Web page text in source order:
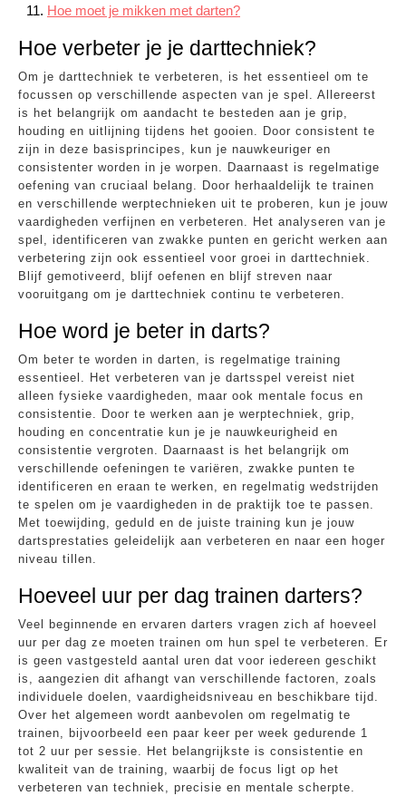
Hoe moet je mikken met darten?
Hoe verbeter je je darttechniek?
Om je darttechniek te verbeteren, is het essentieel om te
focussen op verschillende aspecten van je spel. Allereerst
is het belangrijk om aandacht te besteden aan je grip,
houding en uitlijning tijdens het gooien. Door consistent te
zijn in deze basisprincipes, kun je nauwkeuriger en
consistenter worden in je worpen. Daarnaast is regelmatige
oefening van cruciaal belang. Door herhaaldelijk te trainen
en verschillende werptechnieken uit te proberen, kun je jouw
vaardigheden verfijnen en verbeteren. Het analyseren van je
spel, identificeren van zwakke punten en gericht werken aan
verbetering zijn ook essentieel voor groei in darttechniek.
Blijf gemotiveerd, blijf oefenen en blijf streven naar
vooruitgang om je darttechniek continu te verbeteren.
Hoe word je beter in darts?
Om beter te worden in darten, is regelmatige training
essentieel. Het verbeteren van je dartsspel vereist niet
alleen fysieke vaardigheden, maar ook mentale focus en
consistentie. Door te werken aan je werptechniek, grip,
houding en concentratie kun je je nauwkeurigheid en
consistentie vergroten. Daarnaast is het belangrijk om
verschillende oefeningen te variëren, zwakke punten te
identificeren en eraan te werken, en regelmatig wedstrijden
te spelen om je vaardigheden in de praktijk toe te passen.
Met toewijding, geduld en de juiste training kun je jouw
dartsprestaties geleidelijk aan verbeteren en naar een hoger
niveau tillen.
Hoeveel uur per dag trainen darters?
Veel beginnende en ervaren darters vragen zich af hoeveel
uur per dag ze moeten trainen om hun spel te verbeteren. Er
is geen vastgesteld aantal uren dat voor iedereen geschikt
is, aangezien dit afhangt van verschillende factoren, zoals
individuele doelen, vaardigheidsniveau en beschikbare tijd.
Over het algemeen wordt aanbevolen om regelmatig te
trainen, bijvoorbeeld een paar keer per week gedurende 1
tot 2 uur per sessie. Het belangrijkste is consistentie en
kwaliteit van de training, waarbij de focus ligt op het
verbeteren van techniek, precisie en mentale scherpte.